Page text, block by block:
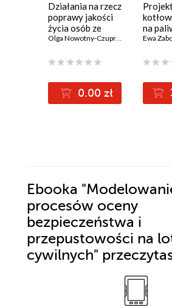
Działania na rzecz
poprawy jakości
życia osób ze
specjalnymi
Olga Nowotny-Czupryna Rafał
0.00 zł
na
Ewa
Ebooka
procesów oceny
bezpieczeństwa i
przepustowości na
cywilnych"